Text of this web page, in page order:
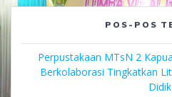
POS-POS
Perpustakaan MTsN 2
Berkolaborasi Tingkatkan
Didik